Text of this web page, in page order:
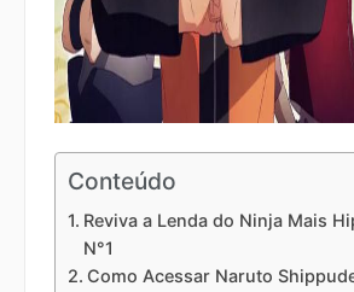
Conteúdo
Reviva a Lenda do Ninja Mais
N°1
Como Acessar Naruto